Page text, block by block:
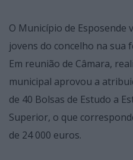
O Município de Esposende
jovens do concelho na sua
Em reunião de Câmara,
municipal aprovou a
de 40 Bolsas de Estudo a
Superior, o que
de 24 000 euros.